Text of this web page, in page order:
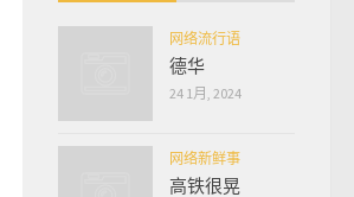
网络流行语
德华
24 1月, 2024
网络新鲜事
高铁很晃